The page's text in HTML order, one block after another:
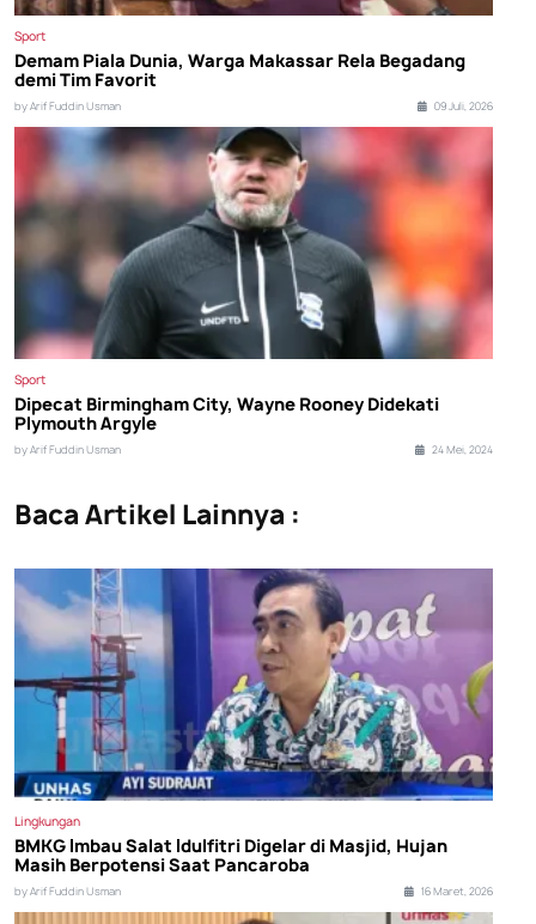
Sport
Demam Piala Dunia, Warga Makassar Rela Begadang
demi Tim Favorit
by Arif Fuddin Usman 09 Juli, 2026
Sport
Dipecat Birmingham City, Wayne Rooney Didekati
Plymouth Argyle
by Arif Fuddin Usman 24 Mei, 2024
Baca Artikel Lainnya :
Lingkungan
BMKG Imbau Salat Idulfitri Digelar di Masjid, Hujan
Masih Berpotensi Saat Pancaroba
by Arif Fuddin Usman 16 Maret, 2026